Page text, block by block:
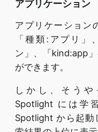
アプリケーション
アプリケーション
「種類:アプリ」
ン」、「kind:app
ができます。
しかし、そう
Spotlight には学
Spotlight から起動